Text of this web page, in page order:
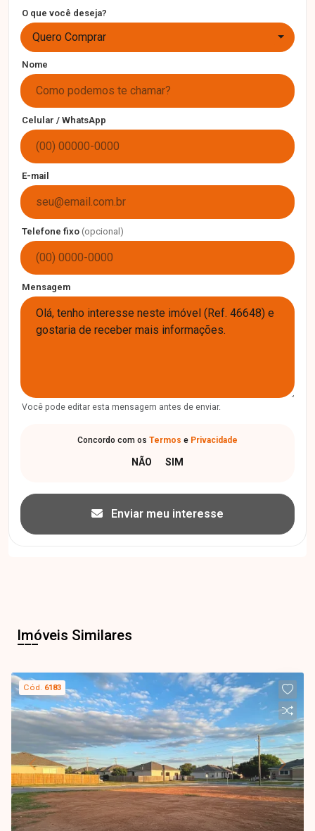
O que você deseja?
Quero Comprar
Nome
Celular / WhatsApp
E-mail
Telefone fixo (opcional)
Mensagem
Você pode editar esta mensagem antes de enviar.
Concordo com os Termos e Privacidade
Enviar meu interesse
Imóveis Similares
Cód. 6183